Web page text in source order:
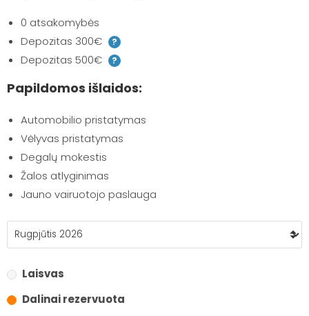
0 atsakomybės
Depozitas 300€
?
Depozitas 500€ ?
Papildomos išlaidos:
Automobilio pristatymas
Vėlyvas pristatymas
Degalų mokestis
Žalos atlyginimas
Jauno vairuotojo paslauga
Laisvas
Dalinai rezervuota